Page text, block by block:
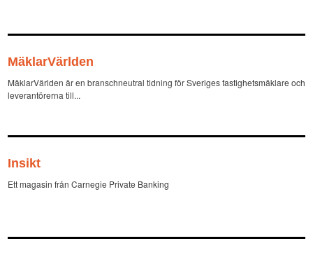
MäklarVärlden
MäklarVärlden är en branschneutral tidning för Sveriges fastighetsmäklare och
leverantörerna till...
Insikt
Ett magasin från Carnegie Private Banking